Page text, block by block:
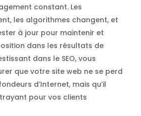
constant. Les
les algorithmes changent, et
à jour pour maintenir et
dans les résultats de
dans le SEO, vous
que votre site web ne se perd
d’Internet, mais qu’il
pour vos clients